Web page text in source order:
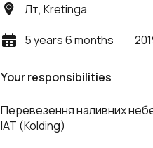
Лт, Kretinga
5 years 6 months
Your responsibilities
Перевезення наливних
IAT (Kolding)